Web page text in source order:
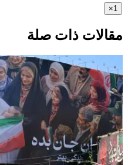
×
مقالات ذات صلة